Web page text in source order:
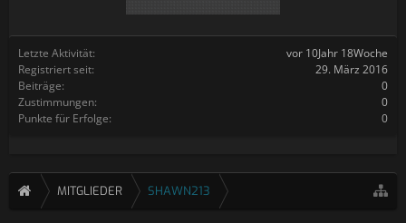
Letzte Aktivität:
vor 10Jahr 18Woche
Registriert seit:
29. März 2016
Beiträge:
0
Zustimmungen:
0
Punkte für Erfolge:
0
MITGLIEDER SHAWN213